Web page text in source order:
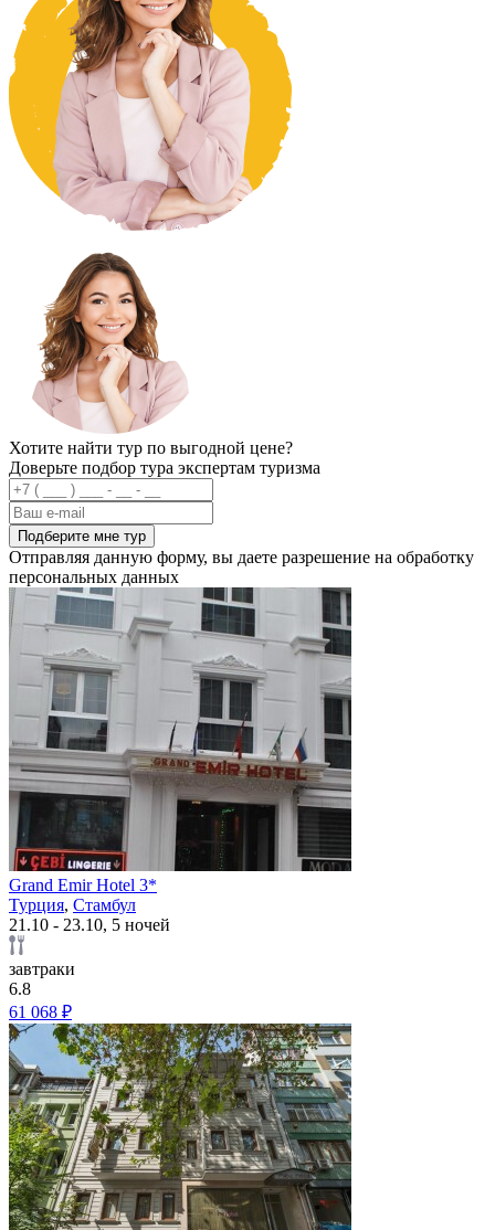
Хотите найти тур по выгодной цене?
Доверьте подбор тура экспертам туризма
Подберите мне тур
Отправляя данную форму, вы даете разрешение на обработку
персональных данных
Grand Emir Hotel 3*
Турция, Стамбул
21.10 - 23.10, 5 ночей
завтраки
6.8
61 068 ₽